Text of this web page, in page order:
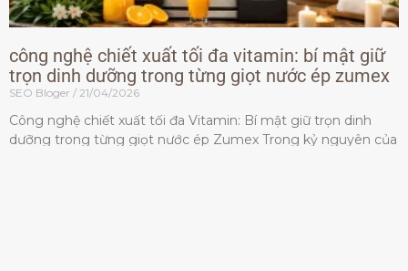
công nghệ chiết xuất tối đa vitamin: bí mật giữ
trọn dinh dưỡng trong từng giọt nước ép zumex
SEO Bloger 21/04/2026
Công nghệ chiết xuất tối đa Vitamin: Bí mật giữ trọn dinh
dưỡng trong từng giọt nước ép Zumex Trong kỷ nguyên của